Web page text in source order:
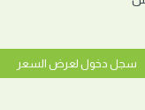
سجل دخول لعرض السعر